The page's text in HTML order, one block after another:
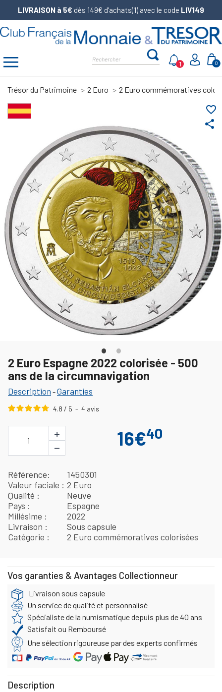
LIVRAISON à 5€ dès 149€ d’achats(1) avec le code LIV149
0
1
Trésor du Patrimoine 2 Euro 2 Euro commémoratives
share
favorite_border
2 Euro Espagne 2022 colorisée - 500
ans de la circumnavigation
Description -Garanties
4.8 / 5 - 4 avis
1
+
−
16€40
Référence
1450301
Valeur faciale
2 Euro
Qualité
Neuve
Pays
Espagne
Millésime
2022
Livraison
Sous capsule
Catégorie
2 Euro commémoratives colorisées
Vos garanties & Avantages Collectionneur
Livraison sous capsule
Un service de qualité et personnalisé
Spécialiste de la numismatique depuis plus de 40 ans
Satisfait ou Remboursé
Une sélection rigoureuse par des experts confirmés
Description